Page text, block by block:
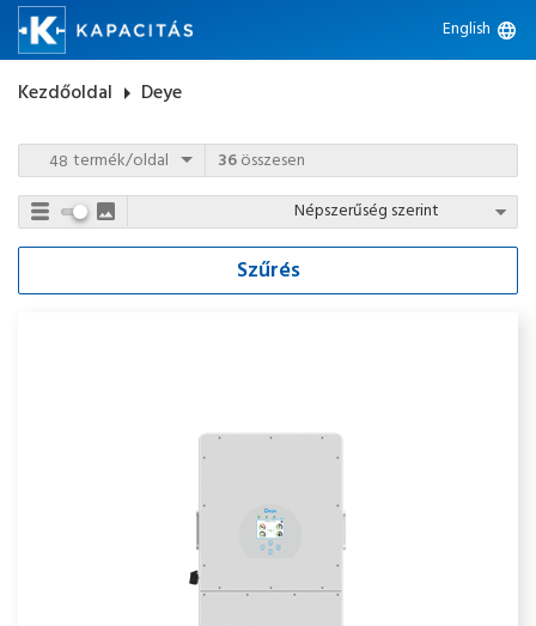
English language
Kezdőoldal arrow_right Deye
termék/oldal 36összesen
Szűrés